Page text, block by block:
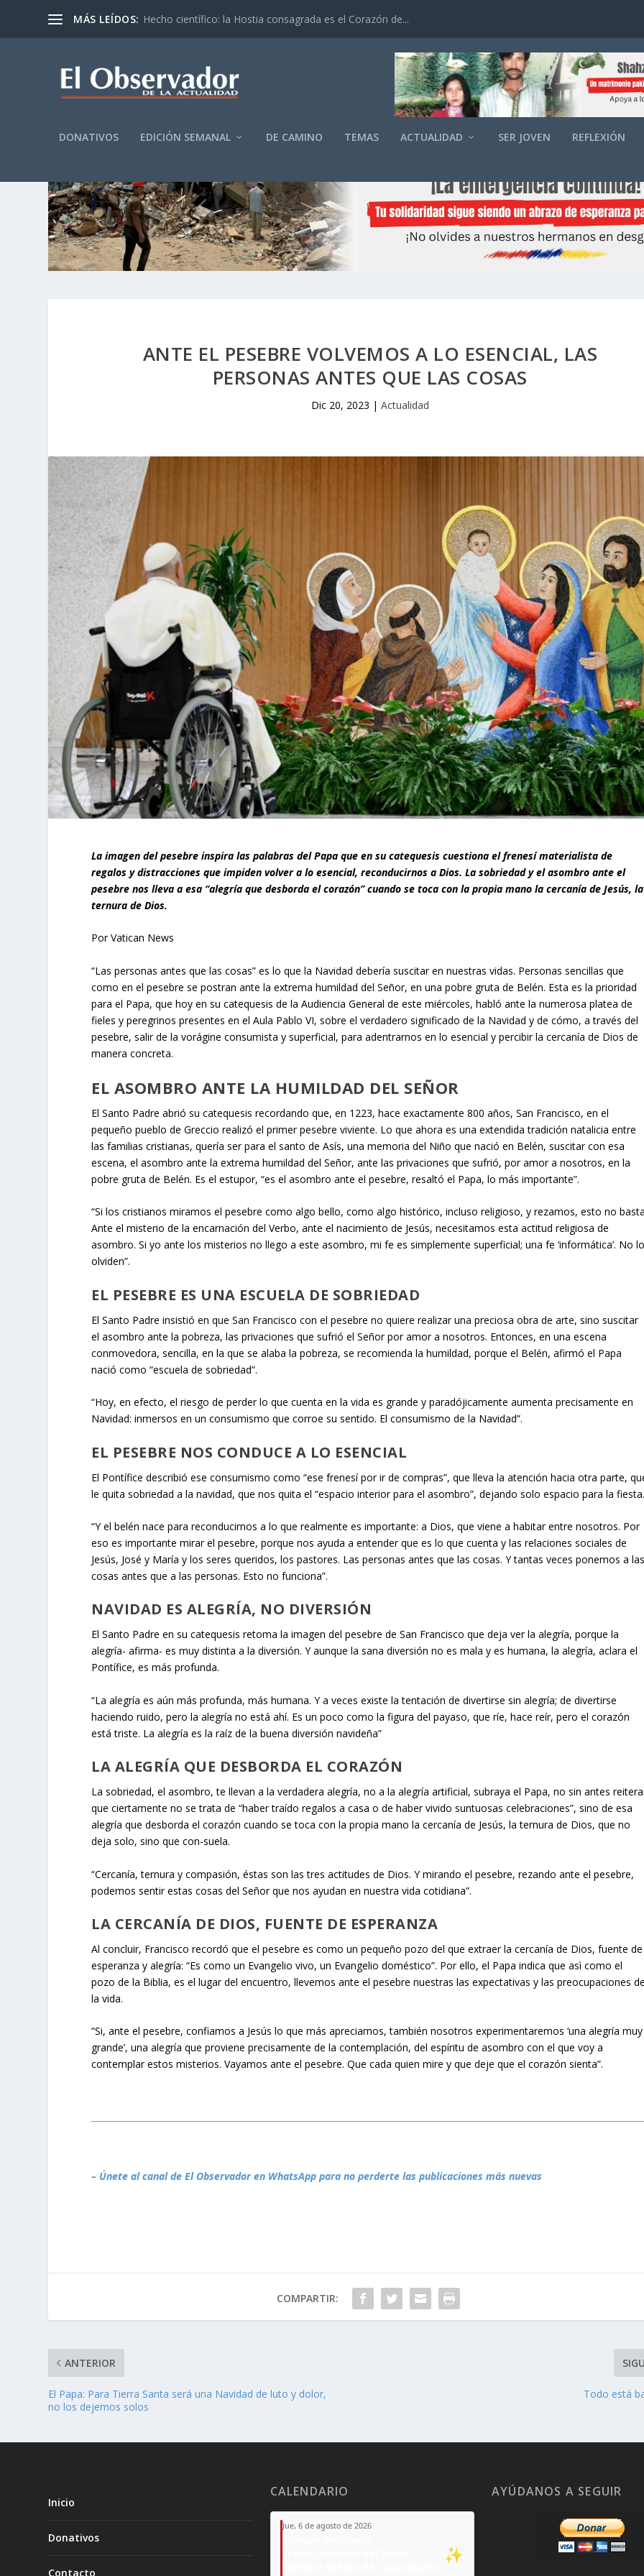
MÁS LEÍDOS: Hecho científico: la Hostia consagrada es el Corazón de...
DONATIVOS EDICIÓN SEMANAL DE CAMINO TEMAS ACTUALIDAD SER JOVEN REFLEXIÓN
ANTE EL PESEBRE VOLVEMOS A LO ESENCIAL, LAS
PERSONAS ANTES QUE LAS COSAS
Dic 20, 2023 | Actualidad
La imagen del pesebre inspira las palabras del Papa que en su catequesis cuestiona el frenesí materialista de
regalos y distracciones que impiden volver a lo esencial, reconducirnos a Dios. La sobriedad y el asombro ante el
pesebre nos lleva a esa “alegría que desborda el corazón” cuando se toca con la propia mano la cercanía de Jesús, la
ternura de Dios.
Por Vatican News
“Las personas antes que las cosas” es lo que la Navidad debería suscitar en nuestras vidas. Personas sencillas que
como en el pesebre se postran ante la extrema humildad del Señor, en una pobre gruta de Belén. Esta es la prioridad
para el Papa, que hoy en su catequesis de la Audiencia General de este miércoles, habló ante la numerosa platea de
fieles y peregrinos presentes en el Aula Pablo VI, sobre el verdadero significado de la Navidad y de cómo, a través del
pesebre, salir de la vorágine consumista y superficial, para adentrarnos en lo esencial y percibir la cercanía de Dios de
manera concreta.
EL ASOMBRO ANTE LA HUMILDAD DEL SEÑOR
El Santo Padre abrió su catequesis recordando que, en 1223, hace exactamente 800 años, San Francisco, en el
pequeño pueblo de Greccio realizó el primer pesebre viviente. Lo que ahora es una extendida tradición natalicia entre
las familias cristianas, quería ser para el santo de Asís, una memoria del Niño que nació en Belén, suscitar con esa
escena, el asombro ante la extrema humildad del Señor, ante las privaciones que sufrió, por amor a nosotros, en la
pobre gruta de Belén. Es el estupor, “es el asombro ante el pesebre, resaltó el Papa, lo más importante”.
“Si los cristianos miramos el pesebre como algo bello, como algo histórico, incluso religioso, y rezamos, esto no
Ante el misterio de la encarnación del Verbo, ante el nacimiento de Jesús, necesitamos esta actitud religiosa de
asombro. Si yo ante los misterios no llego a este asombro, mi fe es simplemente superficial; una fe ‘informática’. No
olviden”.
EL PESEBRE ES UNA ESCUELA DE SOBRIEDAD
El Santo Padre insistió en que San Francisco con el pesebre no quiere realizar una preciosa obra de arte, sino suscitar
el asombro ante la pobreza, las privaciones que sufrió el Señor por amor a nosotros. Entonces, en una escena
conmovedora, sencilla, en la que se alaba la pobreza, se recomienda la humildad, porque el Belén, afirmó el Papa
nació como “escuela de sobriedad”.
“Hoy, en efecto, el riesgo de perder lo que cuenta en la vida es grande y paradójicamente aumenta precisamente en
Navidad: inmersos en un consumismo que corroe su sentido. El consumismo de la Navidad”.
EL PESEBRE NOS CONDUCE A LO ESENCIAL
El Pontífice describió ese consumismo como “ese frenesí por ir de compras”, que lleva la atención hacia otra parte,
le quita sobriedad a la navidad, que nos quita el “espacio interior para el asombro”, dejando solo espacio para la
“Y el belén nace para reconducirnos a lo que realmente es importante: a Dios, que viene a habitar entre nosotros. Por
eso es importante mirar el pesebre, porque nos ayuda a entender que es lo que cuenta y las relaciones sociales de
Jesús, José y María y los seres queridos, los pastores. Las personas antes que las cosas. Y tantas veces ponemos a
cosas antes que a las personas. Esto no funciona”.
NAVIDAD ES ALEGRÍA, NO DIVERSIÓN
El Santo Padre en su catequesis retoma la imagen del pesebre de San Francisco que deja ver la alegría, porque la
alegría- afirma- es muy distinta a la diversión. Y aunque la sana diversión no es mala y es humana, la alegría, aclara el
Pontífice, es más profunda.
“La alegría es aún más profunda, más humana. Y a veces existe la tentación de divertirse sin alegría; de divertirse
haciendo ruido, pero la alegría no está ahí. Es un poco como la figura del payaso, que ríe, hace reír, pero el corazón
está triste. La alegría es la raíz de la buena diversión navideña”
LA ALEGRÍA QUE DESBORDA EL CORAZÓN
La sobriedad, el asombro, te llevan a la verdadera alegría, no a la alegría artificial, subraya el Papa, no sin antes
que ciertamente no se trata de “haber traído regalos a casa o de haber vivido suntuosas celebraciones”, sino de esa
alegría que desborda el corazón cuando se toca con la propia mano la cercanía de Jesús, la ternura de Dios, que no
deja solo, sino que con-suela.
“Cercanía, ternura y compasión, éstas son las tres actitudes de Dios. Y mirando el pesebre, rezando ante el pesebre,
podemos sentir estas cosas del Señor que nos ayudan en nuestra vida cotidiana”.
LA CERCANÍA DE DIOS, FUENTE DE ESPERANZA
Al concluir, Francisco recordó que el pesebre es como un pequeño pozo del que extraer la cercanía de Dios, fuente de
esperanza y alegría: “Es como un Evangelio vivo, un Evangelio doméstico”. Por ello, el Papa indica que asì como el
pozo de la Biblia, es el lugar del encuentro, llevemos ante el pesebre nuestras las expectativas y las preocupaciones
la vida.
“Si, ante el pesebre, confiamos a Jesús lo que más apreciamos, también nosotros experimentaremos ‘una alegría muy
grande’, una alegría que proviene precisamente de la contemplación, del espíritu de asombro con el que voy a
contemplar estos misterios. Vayamos ante el pesebre. Que cada quien mire y que deje que el corazón sienta”.
– Únete al canal de El Observador en WhatsApp para no perderte las publicaciones más nuevas
COMPARTIR:
ANTERIOR
El Papa: Para Tierra Santa será una Navidad de luto y dolor,
no los dejemos solos
Todo está
Inicio
Donativos
Contacto
CALENDARIO
Jue, 6 de agosto de 2026
✨
AYÚDANOS A SEGUIR